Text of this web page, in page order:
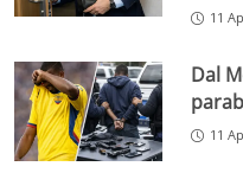
11
Dal
11